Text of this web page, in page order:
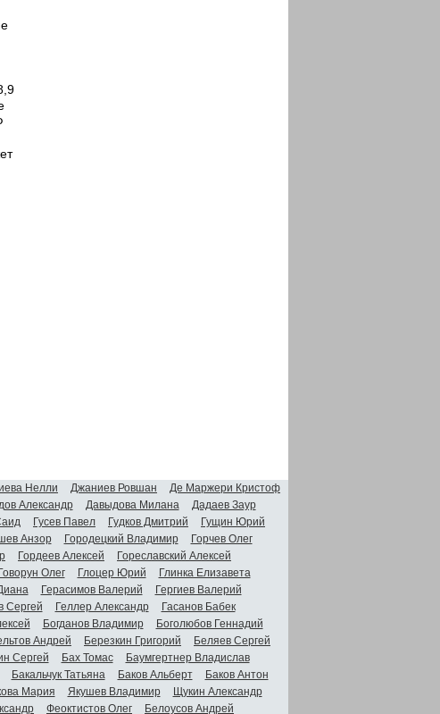
Нелли Джаниев Ровшан
Де Маржери Кристоф
Александр Давыдова Милана
Дадаев Заур
Гусев Павел Гудков Дмитрий
Гущин Юрий
Анзор Городецкий Владимир
Горчев Олег
Гордеев Алексей
Гореславский Алексей
Говорун Олег Глоцер Юрий
Глинка Елизавета
Герасимов Валерий
Гергиев Валерий
Сергей Геллер Александр
Гасанов Бабек
Богданов Владимир
Боголюбов Геннадий
Андрей Березкин Григорий
Беляев Сергей
Сергей Бах Томас
Баумгертнер Владислав
Бакальчук Татьяна Баков Альберт
Баков Антон
Мария Якушев Владимир
Щукин Александр
Феоктистов Олег Белоусов Андрей